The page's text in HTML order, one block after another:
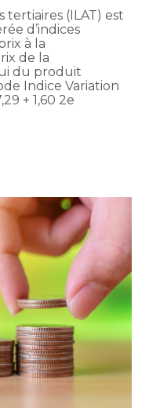
tertiaires (ILAT) est
d’indices
à la
de la
du produit
Indice Variation
+ 1,60 2e